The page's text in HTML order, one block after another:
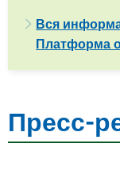
Вся
Платформа
Пресс-